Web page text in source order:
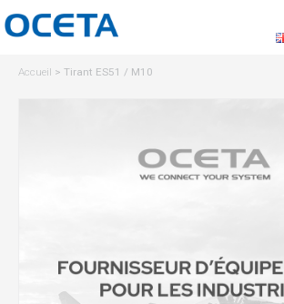
Accueil > Tirant ES51 / M10